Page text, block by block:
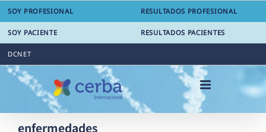
Saltar
contenido
SOY PROFESIONAL RESULTADOS PROFESIONAL
SOY PACIENTE RESULTADOS PACIENTES
DCNET
enfermedades